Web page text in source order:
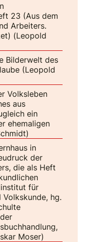
23 (Aus dem
Arbeiters.
(Leopold
Bilderwelt des
(Leopold
Volksleben
aus
ein
ehemaligen
in
der
die als Heft
für
hg.
Moser)